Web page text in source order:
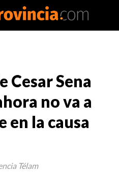
Cesar Sena
no va a
en la causa
Télam